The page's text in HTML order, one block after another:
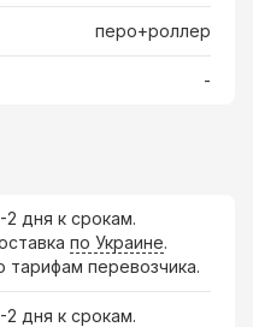
перо+роллер
-
2 дня к срокам.
по Украине.
тарифам перевозчика.
2 дня к срокам.